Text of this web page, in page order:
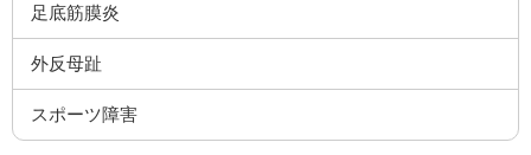
足底筋膜炎
外反母趾
スポーツ障害